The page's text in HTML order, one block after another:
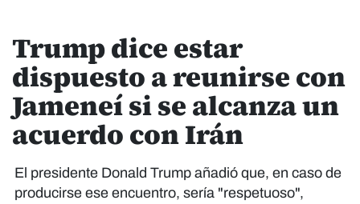
Trump dice estar
dispuesto a reunirse con
Jameneí si se alcanza un
acuerdo con Irán
El presidente Donald Trump añadió que, en caso de
producirse ese encuentro, sería "respetuoso",